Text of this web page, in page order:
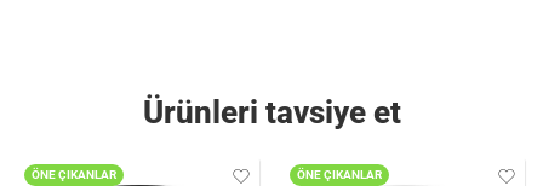
Ürünleri tavsiye et
ÖNE ÇIKANLAR ÖNE ÇIKANLAR